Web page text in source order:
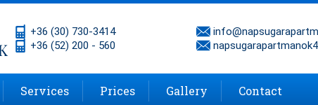
+36 (30) 730-3414
+36 (52) 200 - 560
Services Prices Gallery Contact